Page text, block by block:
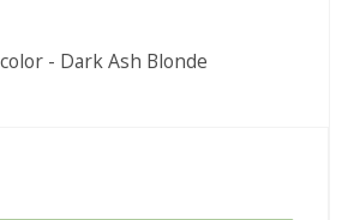
- Dark Ash Blonde